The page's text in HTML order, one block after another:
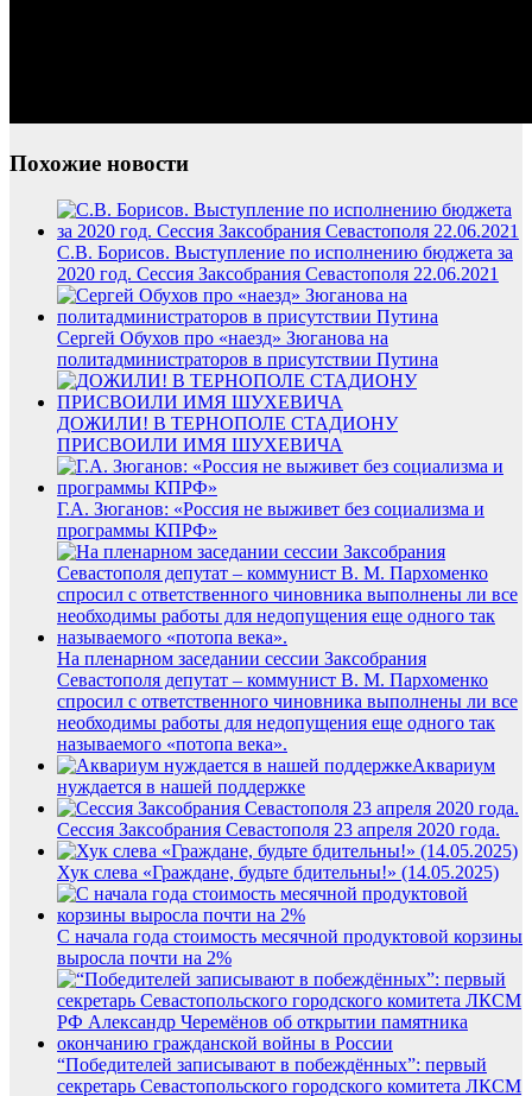
Похожие новости
С.В. Борисов. Выступление по исполнению бюджета за
2020 год. Сессия Заксобрания Севастополя 22.06.2021
Сергей Обухов про «наезд» Зюганова на
политадминистраторов в присутствии Путина
ДОЖИЛИ! В ТЕРНОПОЛЕ СТАДИОНУ
ПРИСВОИЛИ ИМЯ ШУХЕВИЧА
Г.А. Зюганов: «Россия не выживет без социализма и
программы КПРФ»
На пленарном заседании сессии Заксобрания
Севастополя депутат – коммунист В. М. Пархоменко
спросил с ответственного чиновника выполнены ли все
необходимы работы для недопущения еще одного так
называемого «потопа века».
Аквариум
нуждается в нашей поддержке
Сессия Заксобрания Севастополя 23 апреля 2020 года.
Хук слева «Граждане, будьте бдительны!» (14.05.2025)
С начала года стоимость месячной продуктовой корзины
выросла почти на 2%
“Победителей записывают в побеждённых”: первый
секретарь Севастопольского городского комитета ЛКСМ